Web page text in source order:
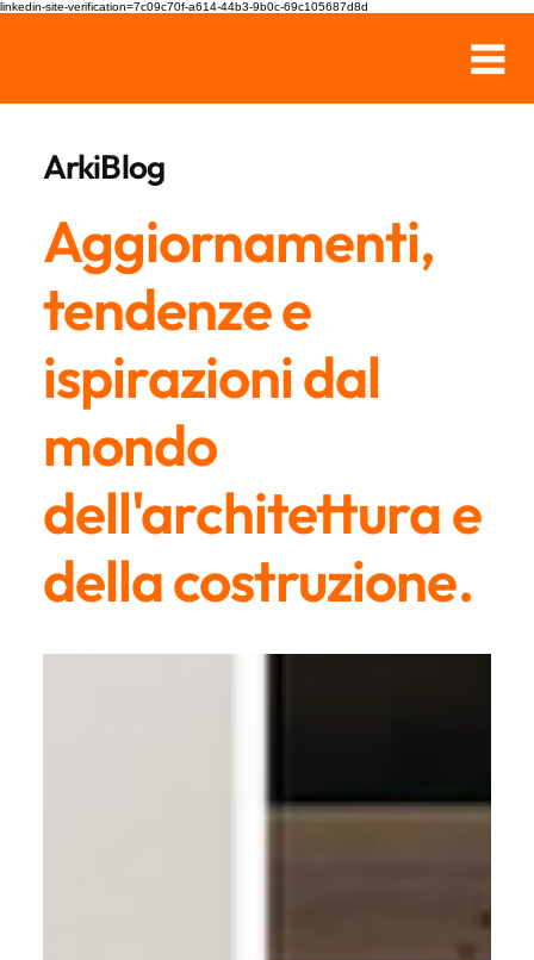
linkedin-site-verification=7c09c70f-a614-44b3-9b0c-69c105687d8d
ArkiBlog
Aggiornamenti,
tendenze e
ispirazioni dal
mondo
dell'architettura e
della costruzione.